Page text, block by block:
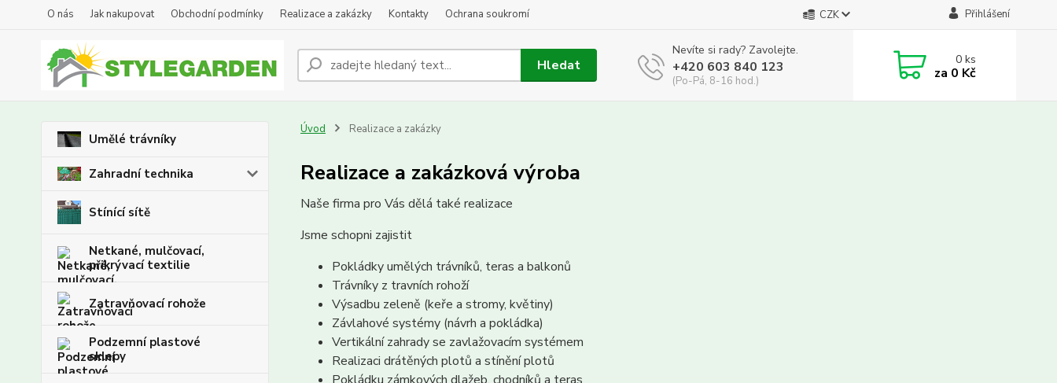
O nás Jak nakupovat Obchodní podmínky Realizace a zakázky Kontakty Ochrana soukromí CZK Přihlášení
Hledat
Nevíte si rady? Zavolejte.
+420 603 840 123
(Po-Pá, 8-16 hod.)
0ks
za 0 Kč
Umělé trávníky
Zahradní technika
Stínící sítě
Netkané, mulčovací,
přikrývací textilie
Zatravňovací rohože
Podzemní plastové
sklepy
Úvod Realizace a zakázky
Realizace a zakázková výroba
Naše firma pro Vás dělá také realizace
Jsme schopni zajistit
Pokládky umělých trávníků, teras a balkonů
Trávníky z travních rohoží
Výsadbu zeleně (keře a stromy, květiny)
Závlahové systémy (návrh a pokládka)
Vertikální zahrady se zavlažovacím systémem
Realizaci drátěných plotů a stínění plotů